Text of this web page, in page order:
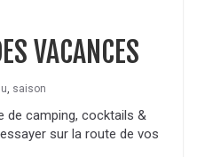
VACANCES
, saison
de camping, cocktails &
sur la route de vos